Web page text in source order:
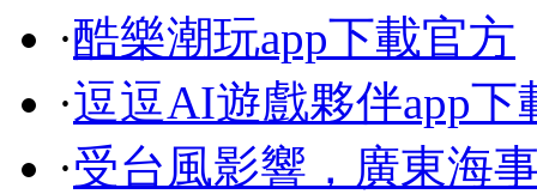
·酷樂潮玩app下載官方
·逗逗AI遊戲夥伴app下
·受台風影響，廣東海